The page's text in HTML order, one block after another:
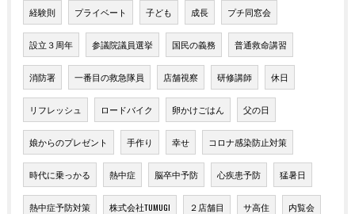
経験則 プライベート 子ども 成長 プチ同窓会
設立３周年 参議院議員選挙 国民の義務 普通救命講習
消防署 一番目の救急隊員 店舗視察 研修講師 休日
リフレッシュ ロードバイク 卵かけごはん 父の日
娘からのプレゼント 手作り 幸せ コロナ感染防止対策
時代に乗っかる 熱中症 脳卒中予防 心疾患予防 猛暑日
熱中症予防対策 株式会社TUMUGI ２店舗目 サ高住 内覧会